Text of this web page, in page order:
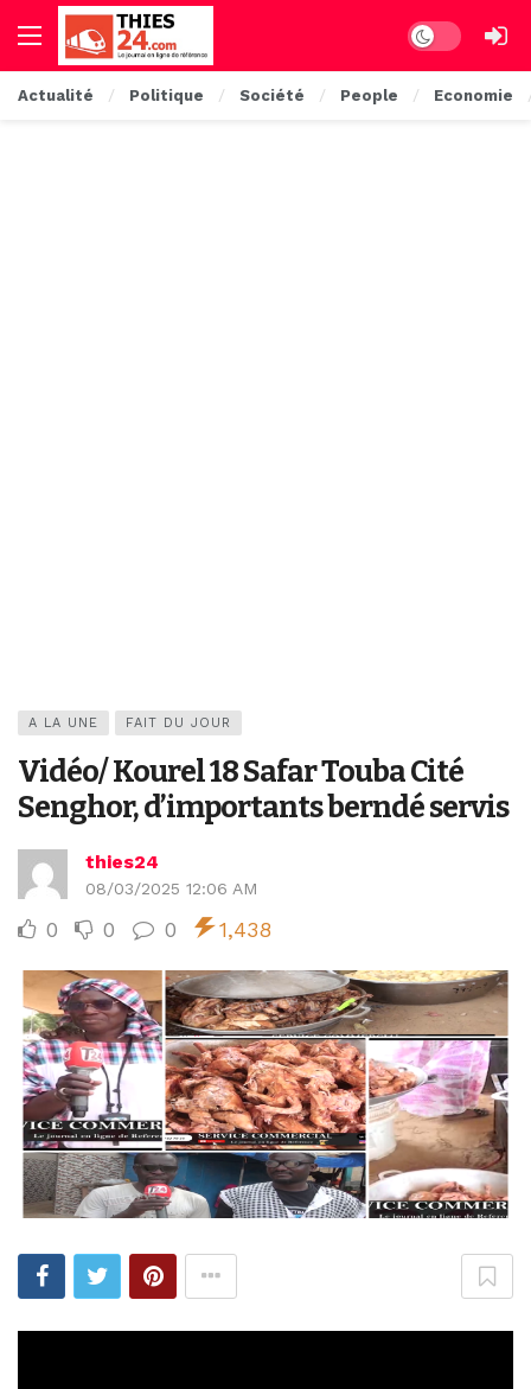
Dark mode
Actualité Politique Société People Economie
A LA UNE FAIT DU JOUR
Vidéo/ Kourel 18 Safar Touba Cité
Senghor, d’importants berndé servis
thies24
08/03/2025 12:06 AM
0 0 0 1,438